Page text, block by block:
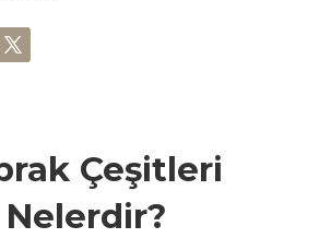
Çeşitleri
Nelerdir?